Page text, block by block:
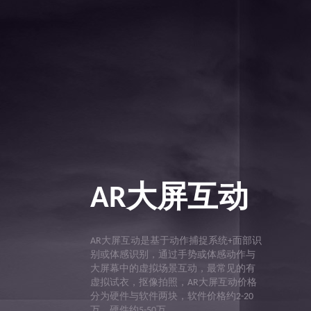
AR大屏互动
AR大屏互动是基于动作捕捉系统+面部识
别或体感识别，通过手势或体感动作与
大屏幕中的虚拟场景互动，最常见的有
虚拟试衣，抠像拍照，AR大屏互动价格
分为硬件与软件两块，软件价格约2-20